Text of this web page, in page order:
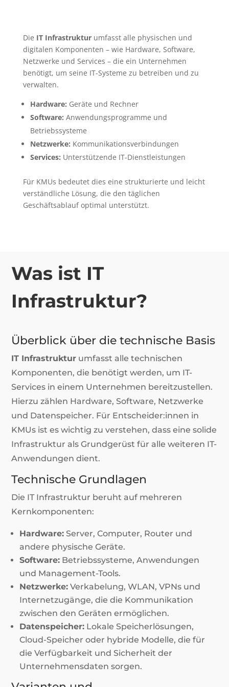
Die IT Infrastrukturumfasst alle physischen und
digitalen Komponenten – wie Hardware, Software,
Netzwerke und Services – die ein Unternehmen
benötigt, um seine IT-Systeme zu betreiben und zu
verwalten.
Hardware: Geräte und Rechner
Software: Anwendungsprogramme und
Betriebssysteme
Netzwerke: Kommunikationsverbindungen
Services: Unterstützende IT-Dienstleistungen
Für KMUs bedeutet dies eine strukturierte und leicht
verständliche Lösung, die den täglichen
Geschäftsablauf optimal unterstützt.
Was ist IT
Infrastruktur?
Überblick über die technische Basis
IT Infrastruktur umfasst alle technischen
Komponenten, die benötigt werden, um IT-
Services in einem Unternehmen bereitzustellen.
Hierzu zählen Hardware, Software, Netzwerke
und Datenspeicher. Für Entscheider:innen in
KMUs ist es wichtig zu verstehen, dass eine solide
Infrastruktur als Grundgerüst für alle weiteren IT-
Anwendungen dient.
Technische Grundlagen
Die IT Infrastruktur beruht auf mehreren
Kernkomponenten:
Hardware: Server, Computer, Router und
andere physische Geräte.
Software: Betriebssysteme, Anwendungen
und Management-Tools.
Netzwerke: Verkabelung, WLAN, VPNs und
Internetzugänge, die die Kommunikation
zwischen den Geräten ermöglichen.
Datenspeicher: Lokale Speicherlösungen,
Cloud-Speicher oder hybride Modelle, die für
die Verfügbarkeit und Sicherheit der
Unternehmensdaten sorgen.